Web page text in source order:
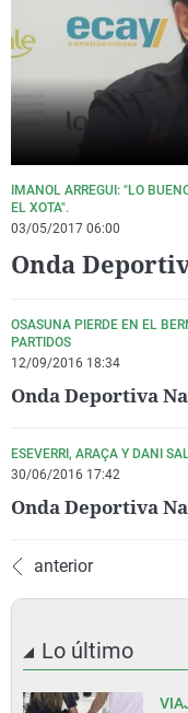
IMANOL ARREGUI: "LO
EL XOTA".
03/05/2017 06:00
Onda
OSASUNA PIERDE EN EL
PARTIDOS
12/09/2016 18:34
Onda Deportiva
ESEVERRI, ARAÇA Y DANI
30/06/2016 17:42
Onda Deportiva
anterior
Lo último